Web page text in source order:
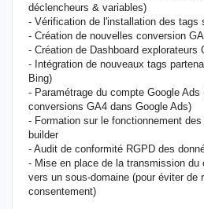
déclencheurs & variables)
- Vérification de l'installation des tags
- Création de nouvelles conversion
- Création de Dashboard explorateurs
- Intégration de nouveaux tags
Bing)
- Paramétrage du compte Google Ads
conversions GA4 dans Google Ads)
- Formation sur le fonctionnement
builder
- Audit de conformité RGPD des
- Mise en place de la transmission du
vers un sous-domaine (pour éviter de
consentement)